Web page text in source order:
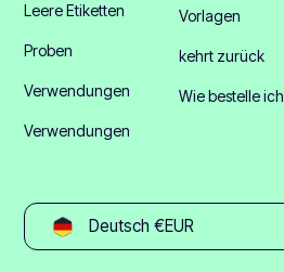
Leere Etiketten
Proben
Verwendungen
Verwendungen
Vorlagen
kehrt zurück
Wie bestelle ich
Deutsch €EUR